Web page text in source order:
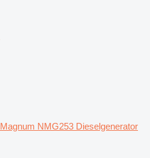
Magnum NMG253 Dieselgenerator